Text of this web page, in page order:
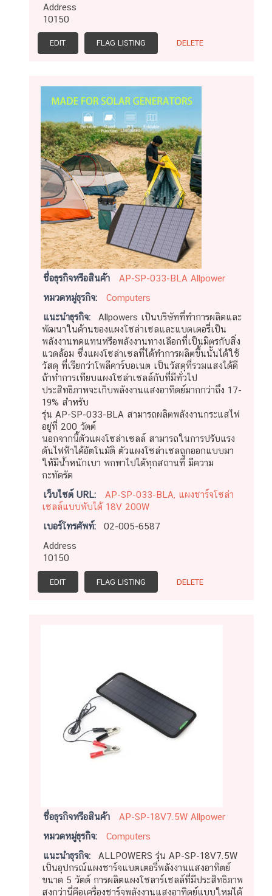
Address
10150
EDIT FLAG LISTING DELETE
ชื่อธุรกิจหรือสินค้า
AP-SP-033-BLA Allpower
หมวดหมู่ธุรกิจ:
Computers
แนะนำธุรกิจ:
Allpowers เป็นบริษัทที่ทำการผลิตและ
พัฒนาในด้านของแผงโซล่าเซลและแบตเตอรี่เป็น
พลังงานทดแทนหรือพลังงานทางเลือกที่เป็นมิตรกับสิ่ง
แวดล้อม ซึ่งแผงโซล่าเซลที่ได้ทำการผลิตขึ้นนั้นได้ใช้
วัสดุ ที่เรียกว่าโพลีคาร์บอเนต เป็นวัสดุที่รวมแสงได้ดี
ถ้าทำการเทียบแผงโซล่าเซลล์กับที่มีทั่วไป
ประสิทธิภาพจะเก็บพลังงานแสงอาทิตย์มากกว่าถึง 17-
19% สำหรับ
รุ่น AP-SP-033-BLA สามารถผลิตพลังงานกระแสไฟ
อยู่ที่ 200 วัตต์
นอกจากนี้ตัวแผงโซล่าเซลล์ สามารถในการปรับแรง
ดันไฟฟ้าได้อัตโนมัติ ตัวแผงโซล่าเซลถูกออกแบบมา
ให้มีน้ำหนักเบา พกพาไปได้ทุกสถานที่ มีความ
กะทัดรัด
เว็บไซต์ URL:
AP-SP-033-BLA, แผงชาร์จโซล่า
เซลล์แบบพับได้ 18V 200W
เบอร์โทรศัพท์:
02-005-6587
Address
10150
EDIT FLAG LISTING DELETE
ชื่อธุรกิจหรือสินค้า
AP-SP-18V7.5W Allpower
หมวดหมู่ธุรกิจ:
Computers
แนะนำธุรกิจ:
ALLPOWERS รุ่น AP-SP-18V7.5W
เป็นอุปกรณ์แผงชาร์จแบตเตอรี่พลังงานแสงอาทิตย์
ขนาด 5 วัตต์ การผลิตแผงโซลาร์เซลล์ที่มีประสิทธิภาพ
สูงกว่านี่คือเครื่องชาร์จพลังงานแสงอาทิตย์แบบใหม่ได้